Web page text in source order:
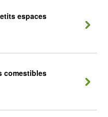
espaces
comestibles